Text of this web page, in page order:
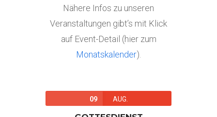
Nähere Infos zu unseren
Veranstaltungen gibt’s mit Klick
auf Event-Detail (hier zum
Monatskalender).
09 AUG.